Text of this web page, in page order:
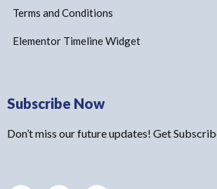
Terms and Conditions
Elementor Timeline Widget
Subscribe Now
Don’t miss our future updates! Get